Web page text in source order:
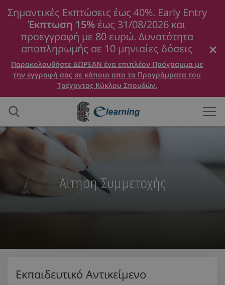
Σημαντικές Εκπτώσεις έως 40%. Early Entry
Έκπτωση 15% έως 31/08/2026 και
προεγγραφή με 80 ευρώ. Δυνατότητα
αποπληρωμής σε 10 μηνιαίες δόσεις
Παρακολουθήστε ΔΩΡΕΑΝ ένα επιπλέον Πρόγραμμα με
την εγγραφή σας σε κάποιο απο τα Προγράμματα του
Τρέχοντος Κύκλου Σπουδών.
Αίτηση Συμμετοχής
Εκπαιδευτικό Αντικείμενο